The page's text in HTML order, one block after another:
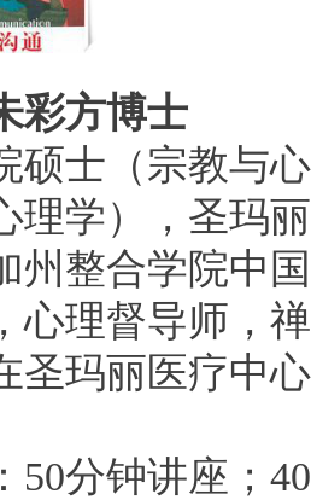
彩方博士
硕士（宗教与
理学），圣玛
州整合学院中
心理督导师，
圣玛丽医疗中
：50分钟讲座；